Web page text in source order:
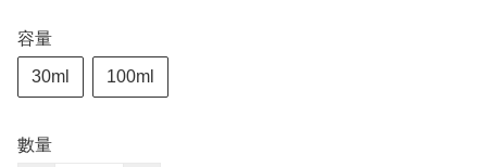
容量
30ml 100ml
數量